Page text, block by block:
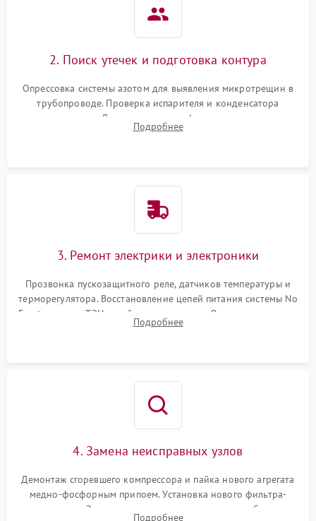
2. Поиск утечек и подготовка контура
Опрессовка системы азотом для выявления микротрещин в
трубопроводе. Проверка испарителя и конденсатора
течеискателем. Демонтаж старого фильтра-осушителя и
продувка капиллярной трубки для устранения засоров.
Подробнее
3. Ремонт электрики и электроники
Прозвонка пускозащитного реле, датчиков температуры и
терморегулятора. Восстановление цепей питания системы No
Frost, включая ТЭН оттайки и вентилятор. Ремонт или замена
платы управления при сбоях алгоритмов.
Подробнее
4. Замена неисправных узлов
Демонтаж сгоревшего компрессора и пайка нового агрегата
медно-фосфорным припоем. Установка нового фильтра-
осушителя. Замена изношенных вентиляторов обдува,
Подробнее